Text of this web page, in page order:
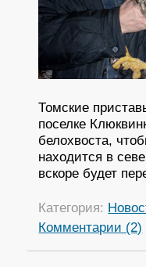
Томские
поселке
белохвоста,
находится в
вскоре будет
Категория:
Комментарии (2)